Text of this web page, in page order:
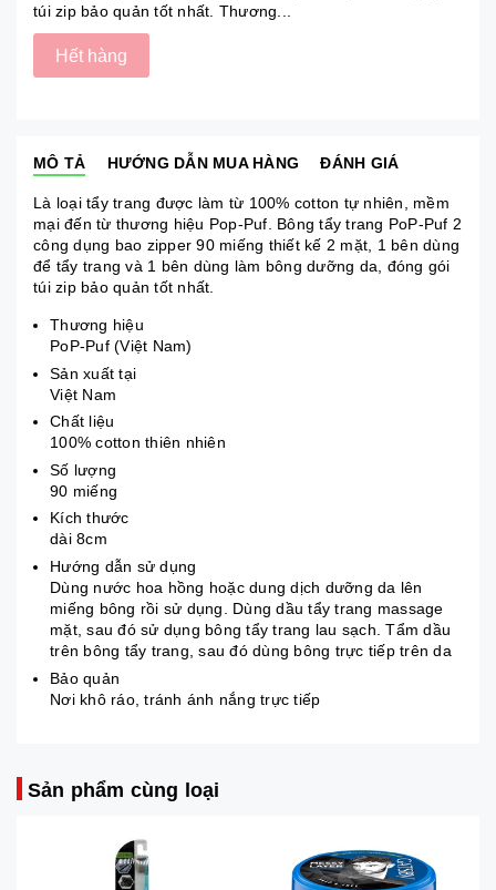
túi zip bảo quản tốt nhất. Thương...
Hết hàng
MÔ TẢ HƯỚNG DẪN MUA HÀNG ĐÁNH GIÁ
Là loại tẩy trang được làm từ 100% cotton tự nhiên, mềm
mại đến từ thương hiệu Pop-Puf. Bông tẩy trang PoP-Puf 2
công dụng bao zipper 90 miếng thiết kế 2 mặt, 1 bên dùng
để tẩy trang và 1 bên dùng làm bông dưỡng da, đóng gói
túi zip bảo quản tốt nhất.
Thương hiệu
PoP-Puf (Việt Nam)
Sản xuất tại
Việt Nam
Chất liệu
100% cotton thiên nhiên
Số lượng
90 miếng
Kích thước
dài 8cm
Hướng dẫn sử dụng
Dùng nước hoa hồng hoặc dung dịch dưỡng da lên
miếng bông rồi sử dụng. Dùng dầu tẩy trang massage
mặt, sau đó sử dụng bông tẩy trang lau sạch. Tẩm dầu
trên bông tẩy trang, sau đó dùng bông trực tiếp trên da
Bảo quản
Nơi khô ráo, tránh ánh nắng trực tiếp
Sản phẩm cùng loại